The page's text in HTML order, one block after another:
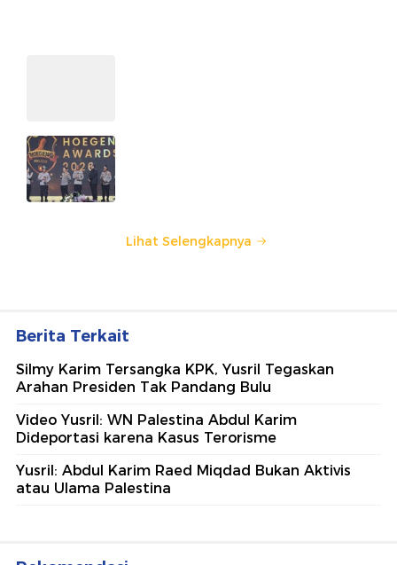
Lihat Selengkapnya
Berita Terkait
Silmy Karim Tersangka KPK, Yusril Tegaskan
Arahan Presiden Tak Pandang Bulu
Video Yusril: WN Palestina Abdul Karim
Dideportasi karena Kasus Terorisme
Yusril: Abdul Karim Raed Miqdad Bukan Aktivis
atau Ulama Palestina